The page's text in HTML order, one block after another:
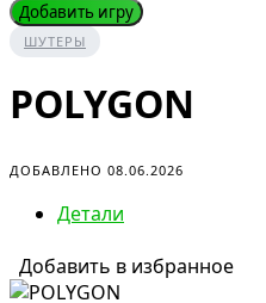
Добавить игру
ШУТЕРЫ
POLYGON
ДОБАВЛЕНО 08.06.2026
Детали
Добавить в избранное